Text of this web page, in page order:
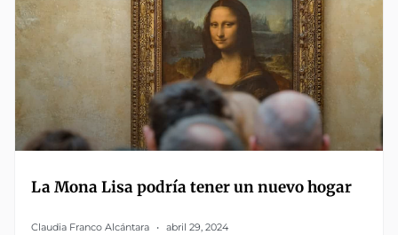
La Mona Lisa podría tener un nuevo hogar
Claudia Franco Alcántara abril 29, 2024